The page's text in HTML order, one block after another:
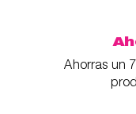
Ahorras un